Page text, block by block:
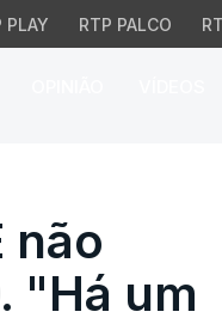
PLAY RTP PALCO
não
"Há um